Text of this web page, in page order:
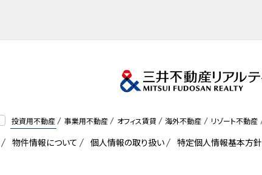
投資用不動産 事業用不動産 オフィス賃貸 海外不動産 リゾート不動産
物件情報について 個人情報の取り扱い 特定個人情報基本方針